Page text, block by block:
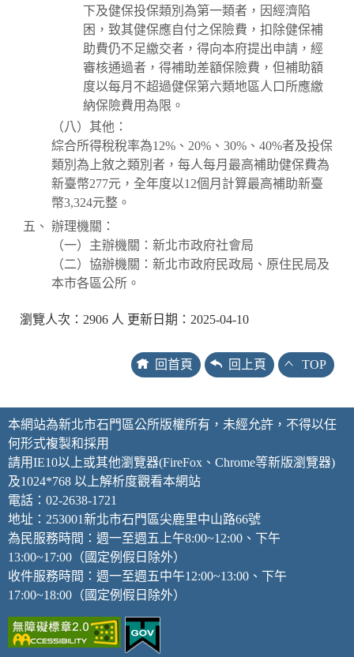
下及健保投保類別為第一類者，因經濟陷
困，致其健保應自付之保險費，扣除健保補
助費仍不足繳交者，得向本府提出申請，經
審核通過者，得補助差額保險費，但補助額
度以每月不超過健保第六類地區人口所應繳
納保險費用為限。
（八）其他：
綜合所得稅稅率為12%、20%、30%、40%者及投保
類別為上敘之類別者，每人每月最高補助健保費為
新臺幣277元，全年度以12個月計算最高補助新臺
幣3,324元整。
辦理機關：
（一）主辦機關：新北市政府社會局
（二）協辦機關：新北市政府民政局、原住民局及
本市各區公所。
瀏覽人次：2906 人 更新日期：2025-04-10
回首頁 回上頁 TOP
本網站為新北市石門區公所版權所有，未經允許，不得以任
何形式複製和採用
請用IE10以上或其他瀏覽器(FireFox、Chrome等新版瀏覽器)
及1024*768 以上解析度觀看本網站
電話：02-2638-1721
地址：253001新北市石門區尖鹿里中山路66號
為民服務時間：週一至週五上午8:00~12:00、下午
13:00~17:00（國定例假日除外）
收件服務時間：週一至週五中午12:00~13:00、下午
17:00~18:00（國定例假日除外）